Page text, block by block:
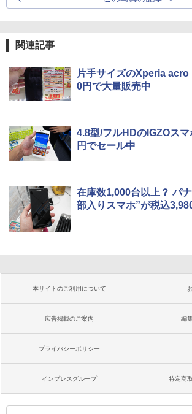
関連記事
片手サイズのXperia acro
0円で大量販売中
4.8型/フルHDのIGZOス
円でセール中
在庫数1,000台以上？ パ
部入りスマホ”が税込
本サイトのご利用について
広告掲載のご案内 編
プライバシーポリシー
インプレスグループ 特定商